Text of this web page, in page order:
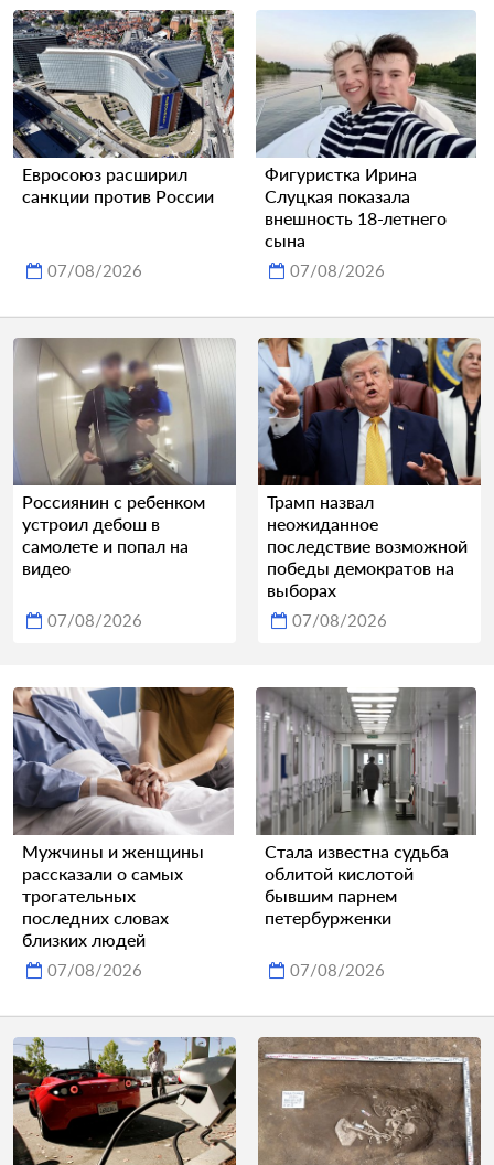
Евросоюз расширил
санкции против России
07/08/2026
Фигуристка Ирина
Слуцкая показала
внешность 18-летнего
сына
07/08/2026
Россиянин с ребенком
устроил дебош в
самолете и попал на
видео
07/08/2026
Трамп назвал
неожиданное
последствие возможной
победы демократов на
выборах
07/08/2026
Мужчины и женщины
рассказали о самых
трогательных
последних словах
близких людей
07/08/2026
Стала известна судьба
облитой кислотой
бывшим парнем
петербурженки
07/08/2026